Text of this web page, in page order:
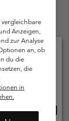
Garantie
Anzeigen,
zur Analyse
an, ob
du die
die
in
Sprache